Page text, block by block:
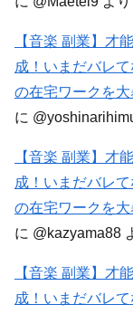
【音楽 副業】才
成！いまだバレ
の在宅ワークを大
に
【音楽 副業】才
成！いまだバレ
の在宅ワークを大
に @kazyama88
【音楽 副業】才
成！いまだバレ